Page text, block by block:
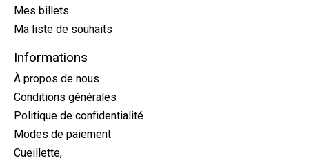
Mes billets
Ma liste de souhaits
Informations
À propos de nous
Conditions générales
Politique de confidentialité
Modes de paiement
Cueillette,